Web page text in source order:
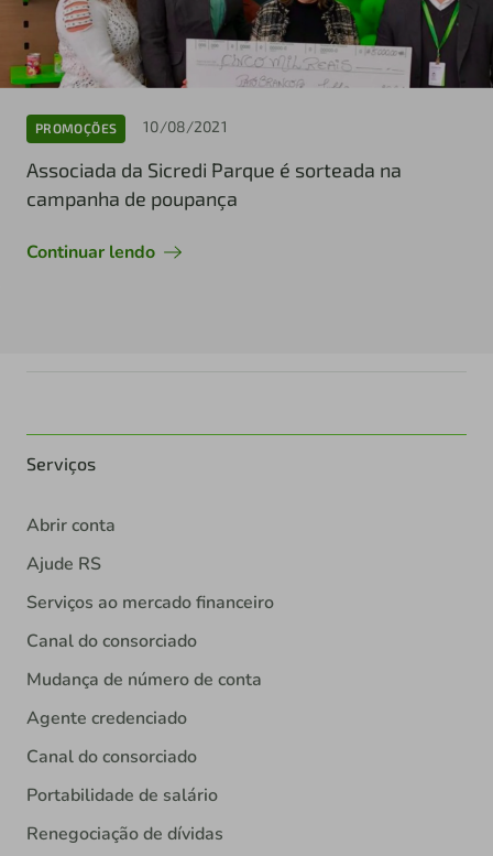
PROMOÇÕES 10/08/2021
Associada da Sicredi Parque é sorteada na
campanha de poupança
Continuar lendo
Serviços
Abrir conta
Ajude RS
Serviços ao mercado financeiro
Canal do consorciado
Mudança de número de conta
Agente credenciado
Canal do consorciado
Portabilidade de salário
Renegociação de dívidas